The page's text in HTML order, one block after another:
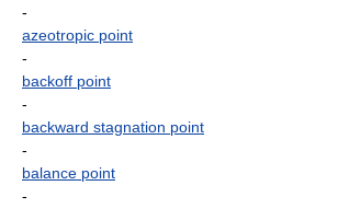
-
azeotropic point
-
backoff point
-
backward stagnation point
-
balance point
-